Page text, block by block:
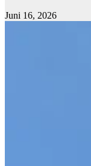
Juni 16, 2026